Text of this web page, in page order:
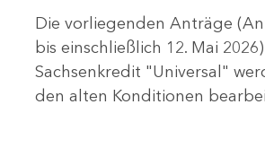
Die vorliegenden Anträge
bis einschließlich 12. Mai
Sachsenkredit "Universal"
den alten Konditionen